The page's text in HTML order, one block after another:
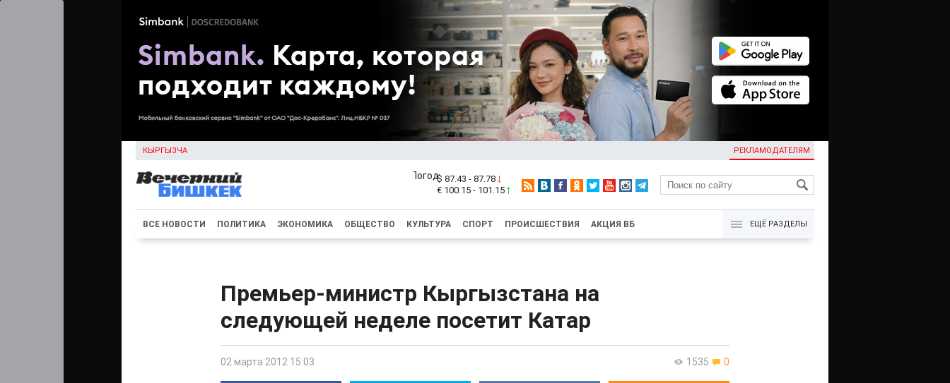
КЫРГЫЗЧА РЕКЛАМОДАТЕЛЯМ
KG
$ 87.43 - 87.78
€ 100.15 - 101.15
ВСЕ НОВОСТИ ПОЛИТИКА ЭКОНОМИКА ОБЩЕСТВО КУЛЬТУРА СПОРТ ПРОИСШЕСТВИЯ АКЦИЯ ВБ ЕЩЁ РАЗДЕЛЫ
Премьер-министр Кыргызстана на
следующей неделе посетит Катар
1535 0
02 марта 2012 15:03